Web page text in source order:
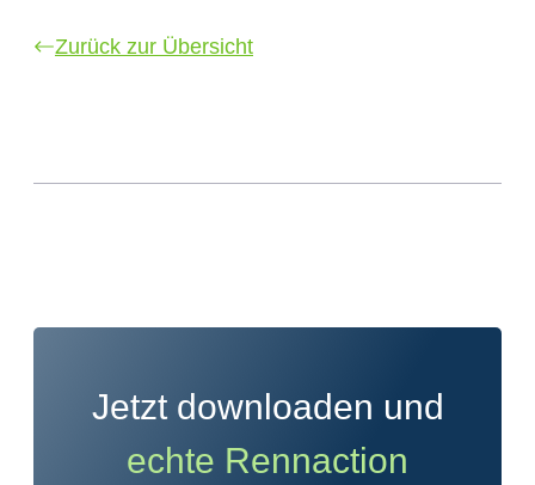
Zurück zur Übersicht
Jetzt downloaden und
echte Rennaction